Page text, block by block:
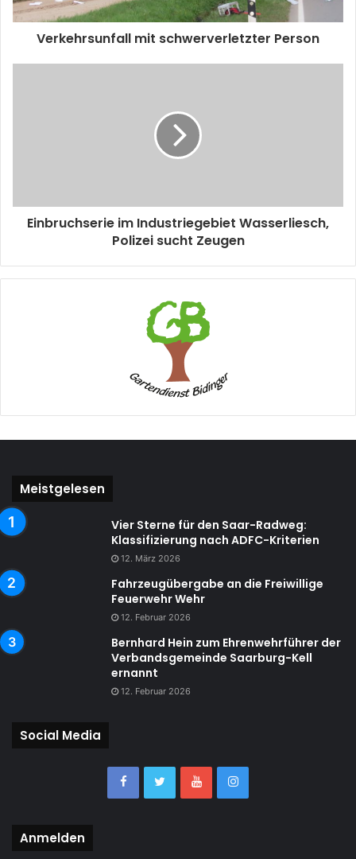
Verkehrsunfall mit schwerverletzter Person
Einbruchserie im Industriegebiet Wasserliesch,
Polizei sucht Zeugen
Meistgelesen
Vier Sterne für den Saar-Radweg:
Klassifizierung nach ADFC-Kriterien
12. März 2026
Fahrzeugübergabe an die Freiwillige
Feuerwehr Wehr
12. Februar 2026
Bernhard Hein zum Ehrenwehrführer der
Verbandsgemeinde Saarburg-Kell
ernannt
12. Februar 2026
Social Media
Anmelden